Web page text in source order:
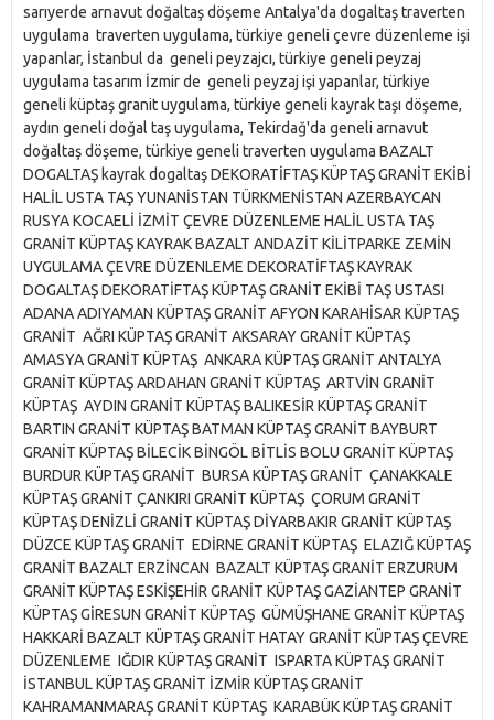
sarıyerde arnavut doğaltaş döşeme Antalya'da dogaltaş traverten
uygulama traverten uygulama, türkiye geneli çevre düzenleme işi
yapanlar, İstanbul da geneli peyzajcı, türkiye geneli peyzaj
uygulama tasarım İzmir de geneli peyzaj işi yapanlar, türkiye
geneli küptaş granit uygulama, türkiye geneli kayrak taşı döşeme,
aydın geneli doğal taş uygulama, Tekirdağ'da geneli arnavut
doğaltaş döşeme, türkiye geneli traverten uygulama BAZALT
DOGALTAŞ kayrak dogaltaş DEKORATİFTAŞ KÜPTAŞ GRANİT EKİBİ
HALİL USTA TAŞ YUNANİSTAN TÜRKMENİSTAN AZERBAYCAN
RUSYA KOCAELİ İZMİT ÇEVRE DÜZENLEME HALİL USTA TAŞ
GRANİT KÜPTAŞ KAYRAK BAZALT ANDAZİT KİLİTPARKE ZEMİN
UYGULAMA ÇEVRE DÜZENLEME DEKORATİFTAŞ KAYRAK
DOGALTAŞ DEKORATİFTAŞ KÜPTAŞ GRANİT EKİBİ TAŞ USTASI
ADANA ADIYAMAN KÜPTAŞ GRANİT AFYON KARAHİSAR KÜPTAŞ
GRANİT AĞRI KÜPTAŞ GRANİT AKSARAY GRANİT KÜPTAŞ
AMASYA GRANİT KÜPTAŞ ANKARA KÜPTAŞ GRANİT ANTALYA
GRANİT KÜPTAŞ ARDAHAN GRANİT KÜPTAŞ ARTVİN GRANİT
KÜPTAŞ AYDIN GRANİT KÜPTAŞ BALIKESİR KÜPTAŞ GRANİT
BARTIN GRANİT KÜPTAŞ BATMAN KÜPTAŞ GRANİT BAYBURT
GRANİT KÜPTAŞ BİLECİK BİNGÖL BİTLİS BOLU GRANİT KÜPTAŞ
BURDUR KÜPTAŞ GRANİT BURSA KÜPTAŞ GRANİT ÇANAKKALE
KÜPTAŞ GRANİT ÇANKIRI GRANİT KÜPTAŞ ÇORUM GRANİT
KÜPTAŞ DENİZLİ GRANİT KÜPTAŞ DİYARBAKIR GRANİT KÜPTAŞ
DÜZCE KÜPTAŞ GRANİT EDİRNE GRANİT KÜPTAŞ ELAZIĞ KÜPTAŞ
GRANİT BAZALT ERZİNCAN BAZALT KÜPTAŞ GRANİT ERZURUM
GRANİT KÜPTAŞ ESKİŞEHİR GRANİT KÜPTAŞ GAZİANTEP GRANİT
KÜPTAŞ GİRESUN GRANİT KÜPTAŞ GÜMÜŞHANE GRANİT KÜPTAŞ
HAKKARİ BAZALT KÜPTAŞ GRANİT HATAY GRANİT KÜPTAŞ ÇEVRE
DÜZENLEME IĞDIR KÜPTAŞ GRANİT ISPARTA KÜPTAŞ GRANİT
İSTANBUL KÜPTAŞ GRANİT İZMİR KÜPTAŞ GRANİT
KAHRAMANMARAŞ GRANİT KÜPTAŞ KARABÜK KÜPTAŞ GRANİT